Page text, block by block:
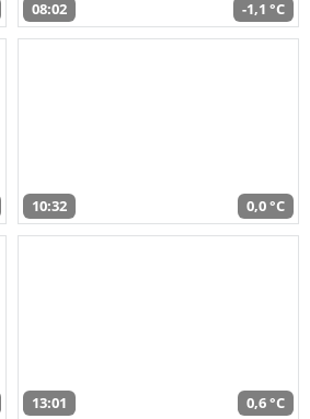
08:02 -1,1 °C
10:32 0,0 °C
13:01 0,6 °C